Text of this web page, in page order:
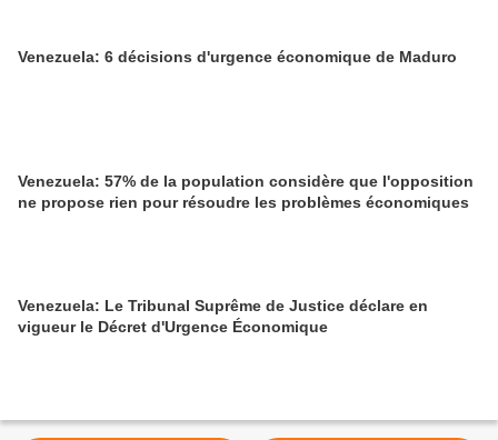
Venezuela: 6 décisions d'urgence économique de Maduro
Venezuela: 57% de la population considère que l'opposition
ne propose rien pour résoudre les problèmes économiques
Venezuela: Le Tribunal Suprême de Justice déclare en
vigueur le Décret d'Urgence Économique